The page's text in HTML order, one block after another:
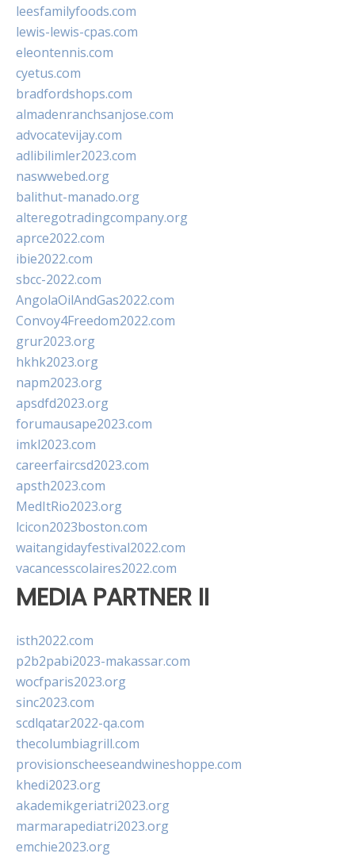
leesfamilyfoods.com
lewis-lewis-cpas.com
eleontennis.com
cyetus.com
bradfordshops.com
almadenranchsanjose.com
advocatevijay.com
adlibilimler2023.com
naswwebed.org
balithut-manado.org
alteregotradingcompany.org
aprce2022.com
ibie2022.com
sbcc-2022.com
AngolaOilAndGas2022.com
Convoy4Freedom2022.com
grur2023.org
hkhk2023.org
napm2023.org
apsdfd2023.org
forumausape2023.com
imkl2023.com
careerfaircsd2023.com
apsth2023.com
MedItRio2023.org
lcicon2023boston.com
waitangidayfestival2022.com
vacancesscolaires2022.com
MEDIA PARTNER II
isth2022.com
p2b2pabi2023-makassar.com
wocfparis2023.org
sinc2023.com
scdlqatar2022-qa.com
thecolumbiagrill.com
provisionscheeseandwineshoppe.com
khedi2023.org
akademikgeriatri2023.org
marmarapediatri2023.org
emchie2023.org